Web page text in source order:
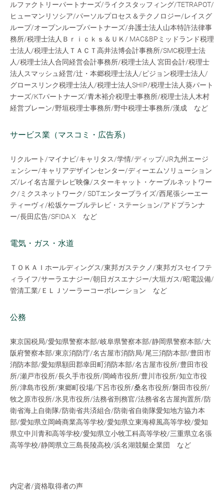
ルファクトリーパートナーズ/ライクスタッフィング/TETRAPOT/
ヒューマンリソシア/パーソルプロセス＆テクノロジー/レイスグ
ループ/オープンループパートナーズ/弁護士法人山本特許法律事
務所/税理士法人Ｂｒｉｃｋｓ＆ＵＫ/ MAC&BPミッドランド税理
士法人/税理士法人ＴＡＣＴ高井法博会計事務所/SMC税理士法
人/税理士法人合同経営会計事務所/税理士法人 宮田会計/税理士
法人スマッシュ経営/辻・本郷税理士法人/ピジョン税理士法人/
グロースリンク税理士法人/税理士法人SHIP/税理士法人葵パート
ナーズ/KTパートナーズ/青木裕介税理士事務所/税理士法人木村
経営ブレーン/野垣税理士事務所/野中税理士事務所/漢成 など
サービス業（マスコミ・広告系）
リクルート/マイナビ/キャリタス/学情/ディップ/JR九州エージ
ェンシー/キャリアデザインセンター/ディーエムソリューション
ズ/レイ名古屋テレビ映像/スターキャット・ケーブルネットワー
ク/ミクスネットワーク/ SDTエンタープライズ/西尾張シーエー
ティーヴィ/松坂ケーブルテレビ・ステーション/アドプランナ
ー/長田広告/SFIDA X など
電気・ガス・水道
ＴＯＫＡＩホールディングス/東邦ガステクノ/東邦ガスセイフテ
ィライフ/サーラエナジー/朝日ガスエナジー/大垣ガス/昭電設備/
管清工業/ＥＬＪソーラーコーポレーション など
公務
東京国税局/愛知県警察本部/岐阜県警察本部/静岡県警察本部/大
阪府警察本部/東京消防庁/名古屋市消防局/尾三消防本部/豊田市
消防本部/愛知県額田郡幸田町消防本部/名古屋市役所/豊田市役
所/瀬戸市役所/長久手市役所/岡崎市役所/豊川市役所/知立市役
所/津島市役所/東郷町役場/下呂市役所/桑名市役所/磐田市役所/
牧之原市役所/氷見市役所/法務省刑務官/法務省名古屋拘置所/防
衛省海上自衛隊/防衛省共済組合/防衛省自衛隊愛知地方協力本
部/愛知県立岡崎商業高等学校/愛知県立東海樟風高等学校/愛知
県立中川青和高等学校/愛知県立小牧工科高等学校/三重県立名張
高等学校/静岡県立三島長陵高校/浜名湖競艇企業団 など
内定者/資格取得者の声